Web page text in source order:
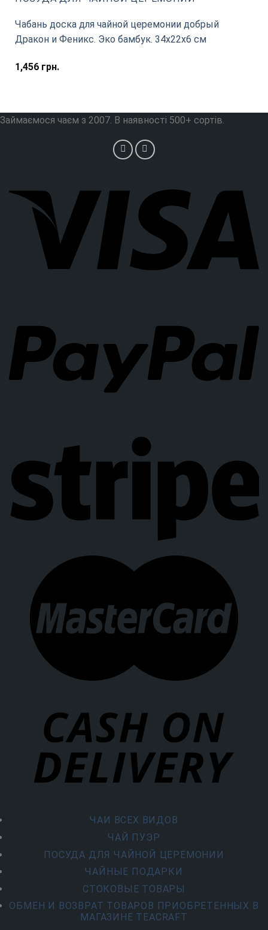
Чабань доска для чайной церемонии добрый
Дракон и Феникс. Эко бамбук. 34х22х6 см
1,456грн.
Займаємося чаєм з 2007. В наявності 500+ сортів.
ЧАИ ВСЕХ ВИДОВ
ЧАЙ ПУЭР
ПОСУДА ДЛЯ ЧАЙНОЙ ЦЕРЕМОНИИ
ЧАЙНЫЕ ПОДАРКИ
СТОКОВЫЕ ТОВАРЫ
ОБМЕН И ВОЗВРАТ ТОВАРОВ ПРИОБРЕТЕННЫХ В
МАГАЗИНЕ TEACRAFT